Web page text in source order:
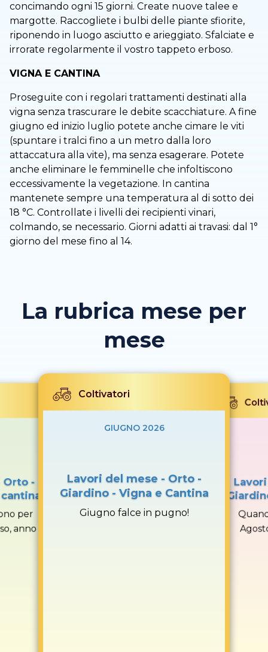
concimando ogni 15 giorni. Create nuove talee e
margotte. Raccogliete i bulbi delle piante sfiorite,
riponendo in luogo asciutto e arieggiato. Sfalciate e
irrorate regolarmente il vostro tappeto erboso.
VIGNA E CANTINA
Proseguite con i regolari trattamenti destinati alla
vigna senza trascurare le debite scacchiature. A fine
giugno ed inizio luglio potete anche cimare le viti
(spuntare i tralci fino a un metro dalla loro
attaccatura alla vite), ma senza esagerare. Potete
anche eliminare le femminelle che infoltiscono
eccessivamente la vegetazione. In cantina
mantenete sempre una temperatura al di sotto dei
18 °C. Controllate i livelli dei recipienti vinari,
colmando, se necessario. Giorni adatti ai travasi: dal 1°
giorno del mese fino al 14.
La rubrica mese per
mese
Orto -
per
anno
Coltivatori
GIUGNO 2026
Lavori del mese - Orto -
Giardino - Vigna e Cantina
Giugno falce in pugno!